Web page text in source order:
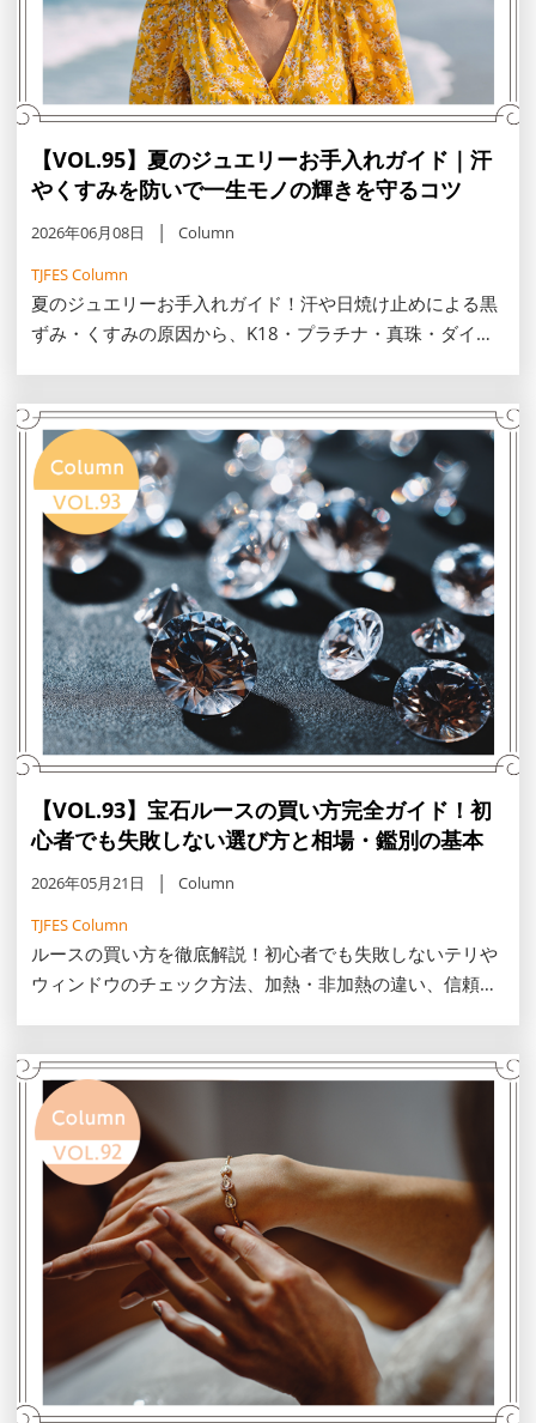
【VOL.95】夏のジュエリーお手入れガイド｜汗
やくすみを防いで一生モノの輝きを守るコツ
2026年06月08日
Column
TJFES Column
夏のジュエリーお手入れガイド！汗や日焼け止めによる黒
ずみ・くすみの原因から、K18・プラチナ・真珠・ダイヤ
れを楽しみましょう。
【VOL.93】宝石ルースの買い方完全ガイド！初
心者でも失敗しない選び方と相場・鑑別の基本
2026年05月21日
Column
TJFES Column
ルースの買い方を徹底解説！初心者でも失敗しないテリや
ウィンドウのチェック方法、加熱・非加熱の違い、信頼で
安心して手に入れましょう。